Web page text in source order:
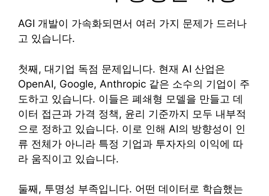
AGI 개발이 가속화되면서 여러 가지 문제가 드러나
고 있습니다.
첫째, 대기업 독점 문제입니다. 현재 AI 산업은
OpenAI, Google, Anthropic 같은 소수의 기업이 주
도하고 있습니다. 이들은 폐쇄형 모델을 만들고 데
이터 접근과 가격 정책, 윤리 기준까지 모두 내부적
으로 정하고 있습니다. 이로 인해 AI의 방향성이 인
류 전체가 아니라 특정 기업과 투자자의 이익에 따
라 움직이고 있습니다.
둘째, 투명성 부족입니다. 어떤 데이터로 학습했는